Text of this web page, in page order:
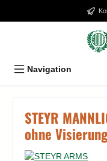
Zum Hauptinhalt springen
Navigation
STEYR
ohne